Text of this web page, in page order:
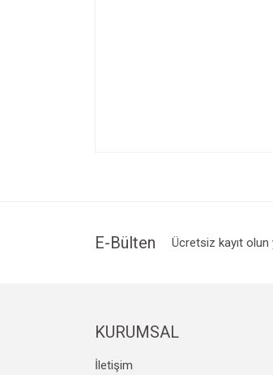
Ürün bilgilerinde hatalar
E-Bülten Ücretsiz kayıt
KURUMSAL
İletişim